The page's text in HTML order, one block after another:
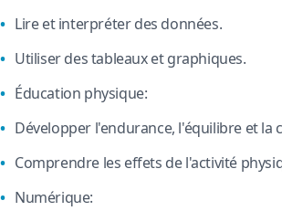
Lire et interpréter des données.
Utiliser des tableaux et graphiques.
Éducation physique:
Développer l'endurance, l'équilibre et la
Comprendre les effets de l'activité
Numérique: